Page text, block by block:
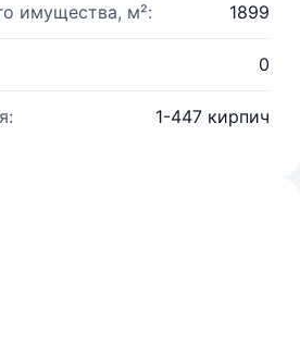
имущества, м²: 1899
0
1-447 кирпич